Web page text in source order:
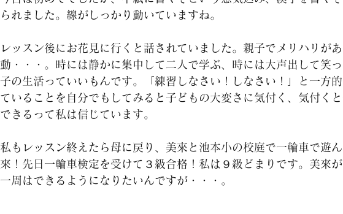
られました。線がしっかり動いていますね。
レッスン後にお花見に行くと話されていました。親子でメリハリが
動・・・。時には静かに集中して二人で学ぶ、時には大声出して笑
子の生活っていいもんです。「練習しなさい！しなさい！」と一方
ていることを自分でもしてみると子どもの大変さに気付く、気付く
できるって私は信じています。
私もレッスン終えたら母に戻り、美來と池本小の校庭で一輪車で遊
來！先日一輪車検定を受けて３級合格！私は９級どまりです。美來
一周はできるようになりたいんですが・・・。